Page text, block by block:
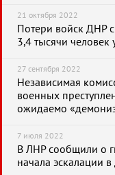
21 октября 2022
Потери войск ДНР
3,4 тысячи человек
27 сентября 2022
Независимая
военных
ожидаемо
7 июля 2022
В ЛНР сообщили о
начала эскалации